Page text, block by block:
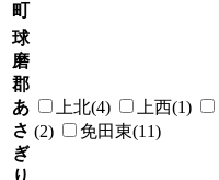
町
球
磨
郡
あ
さ
ぎ
り
上北(4) 上西(1)
(2)
免田東(11)